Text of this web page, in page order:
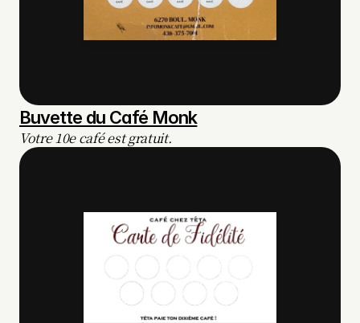
Buvette du Café Monk
Votre 10e café est gratuit.